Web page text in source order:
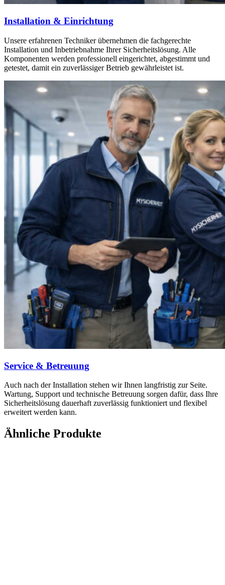
Installation & Einrichtung
Unsere erfahrenen Techniker übernehmen die fachgerechte
Installation und Inbetriebnahme Ihrer Sicherheitslösung. Alle
Komponenten werden professionell eingerichtet, abgestimmt und
getestet, damit ein zuverlässiger Betrieb gewährleistet ist.
Service & Betreuung
Auch nach der Installation stehen wir Ihnen langfristig zur Seite.
Wartung, Support und technische Betreuung sorgen dafür, dass Ihre
Sicherheitslösung dauerhaft zuverlässig funktioniert und flexibel
erweitert werden kann.
Ähnliche Produkte